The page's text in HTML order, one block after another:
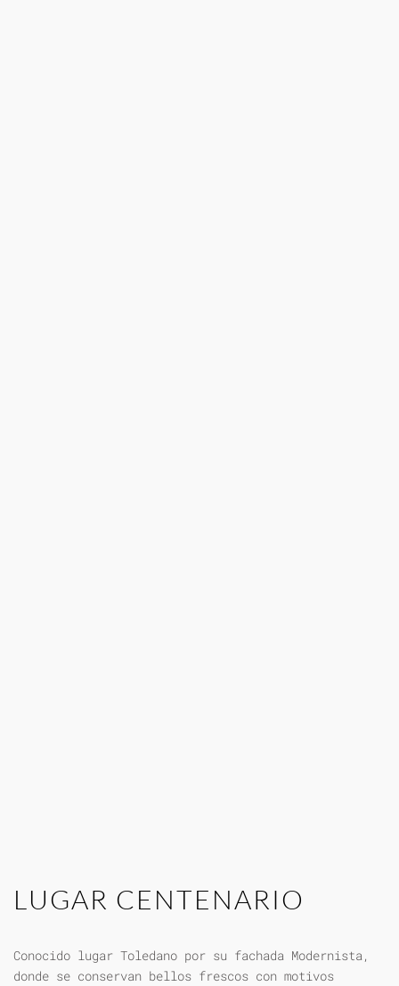
LUGAR CENTENARIO
Conocido lugar Toledano por su fachada Modernista,
donde se conservan bellos frescos con motivos